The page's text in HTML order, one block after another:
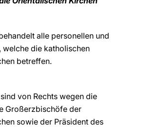
alle personellen und
welche die katholischen
betreffen.
von Rechts wegen die
Großerzbischöfe der
sowie der Präsident des